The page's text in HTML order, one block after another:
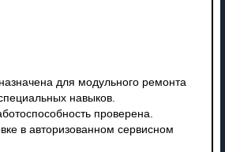
для модульного ремонта
навыков.
проверена.
в авторизованном сервисном